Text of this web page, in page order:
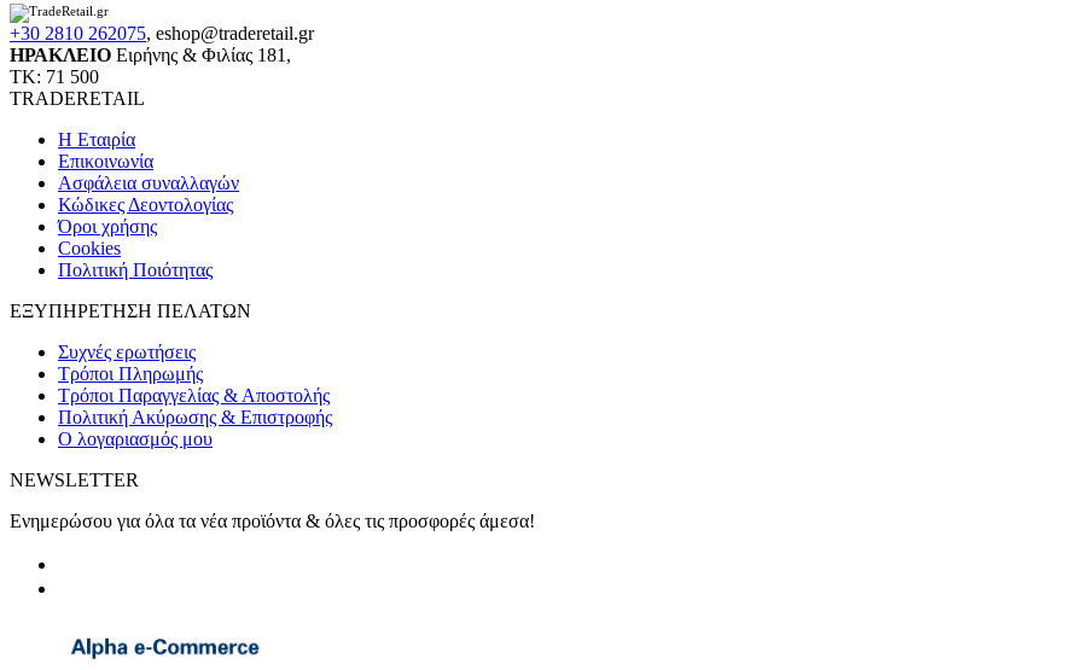
+30 2810 262075, eshop@traderetail.gr
ΗΡΑΚΛΕΙΟ Ειρήνης & Φιλίας 181,
ΤΚ: 71 500
TRADERETAIL
H Εταιρία
Eπικοινωνία
Ασφάλεια συναλλαγών
Κώδικες Δεοντολογίας
Όροι χρήσης
Cookies
Πολιτική Ποιότητας
ΕΞΥΠΗΡΕΤΗΣΗ ΠΕΛΑΤΩΝ
Συχνές ερωτήσεις
Τρόποι Πληρωμής
Τρόποι Παραγγελίας & Αποστολής
Πολιτική Ακύρωσης & Επιστροφής
Ο λογαριασμός μου
NEWSLETTER
Ενημερώσου για όλα τα νέα προϊόντα & όλες τις προσφορές άμεσα!